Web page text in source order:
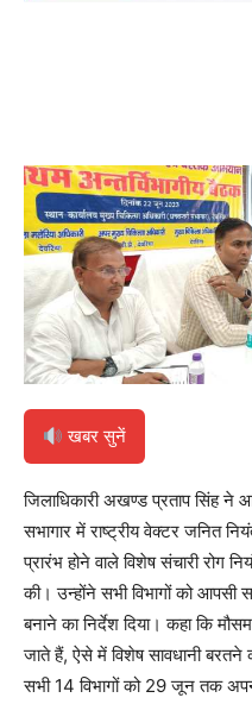
खबर सुनें
जिलाधिकारी अखण्ड प्रताप सिंह ने
सभागार में राष्ट्रीय वेक्टर जनित
प्रारंभ होने वाले विशेष संचारी रोग
की। उन्होंने सभी विभागों को
बनाने का निर्देश दिया। कहा कि
जाते हैं, ऐसे में विशेष सावधानी
सभी 14 विभागों को 29 जून तक